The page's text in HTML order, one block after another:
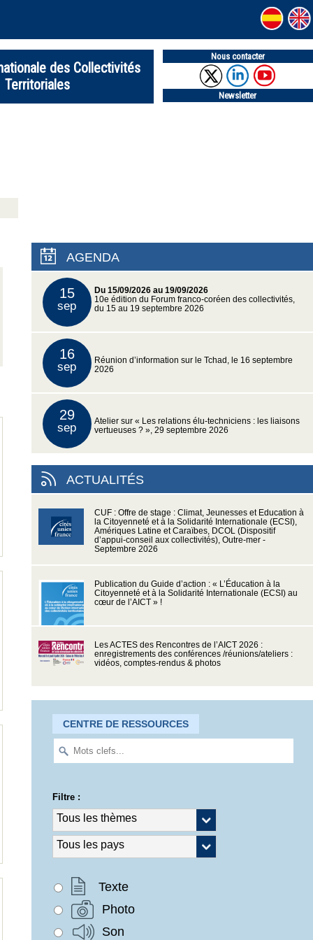
des Collectivités
Territoriales
Nous contacter
Newsletter
AGENDA
15
sep
Du 15/09/2026 au 19/09/2026
10e édition du Forum franco-coréen des collectivités,
du 15 au 19 septembre 2026
16
sep
Réunion d’information sur le Tchad, le 16 septembre
2026
29
sep
Atelier sur « Les relations élu-techniciens : les liaisons
vertueuses ? », 29 septembre 2026
ACTUALITÉS
CUF : Offre de stage : Climat, Jeunesses et Education à
la Citoyenneté et à la Solidarité Internationale (ECSI),
Amériques Latine et Caraïbes, DCOL (Dispositif
d’appui-conseil aux collectivités), Outre-mer -
Septembre 2026
Publication du Guide d’action : « L’Éducation à la
Citoyenneté et à la Solidarité Internationale (ECSI) au
cœur de l’AICT » !
Les ACTES des Rencontres de l’AICT 2026 :
enregistrements des conférences /réunions/ateliers :
vidéos, comptes-rendus & photos
CENTRE DE RESSOURCES
Filtre :
Texte
Photo
Son